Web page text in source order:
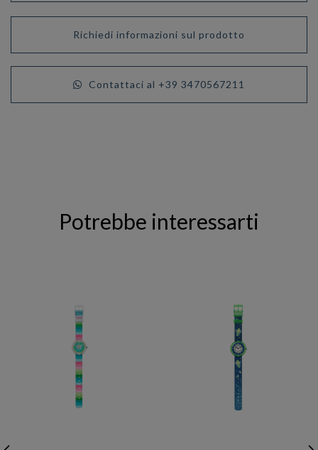
Richiedi informazioni sul prodotto
Contattaci al +39 3470567211
Potrebbe interessarti